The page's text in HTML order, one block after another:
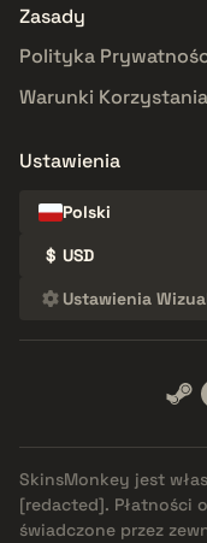
Zasady
Polityka
Warunki Korzystania
Ustawienia
Polski
$ USD
Ustawienia
SkinsMonkey jest
[redacted]. Płatności
świadczone przez